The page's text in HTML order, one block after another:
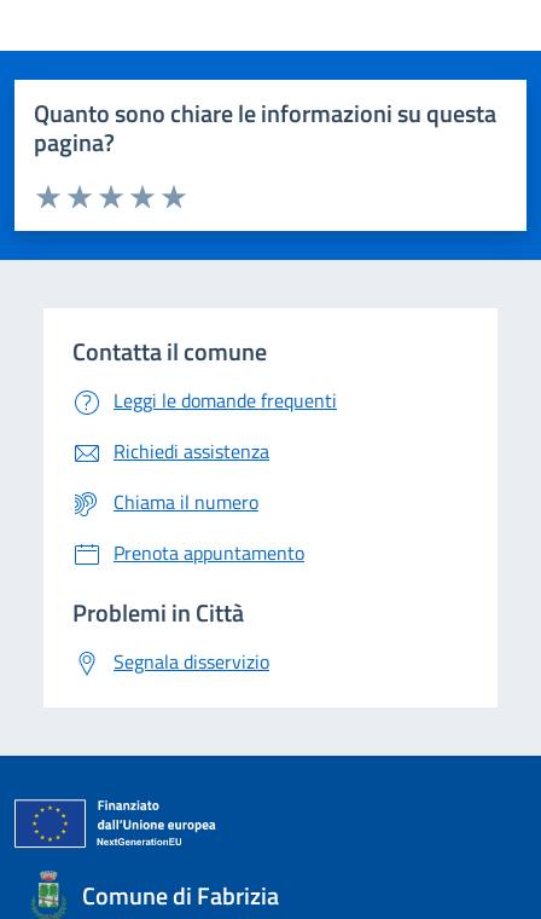
Quanto sono chiare le informazioni su questa
pagina?
Domanda
Valuta da 1 a 5 stelle la pagina
Contatta il comune
Leggi le domande frequenti
Richiedi assistenza
Chiama il numero
Prenota appuntamento
Problemi in Città
Segnala disservizio
Comune di Fabrizia